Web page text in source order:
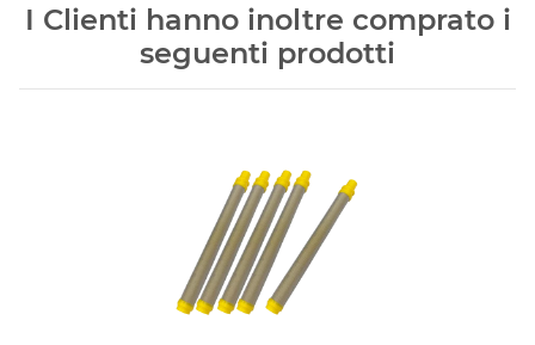
I Clienti hanno inoltre comprato i
seguenti prodotti